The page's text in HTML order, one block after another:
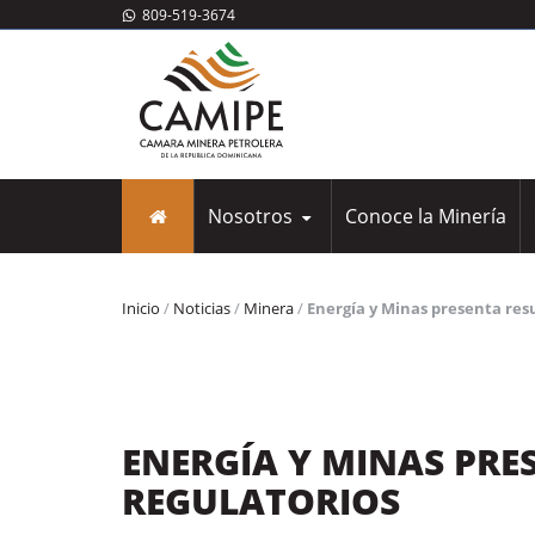
809-519-3674
Nosotros Conoce la Minería
Inicio / Noticias/ Minera/ Energía y Minas presenta
ENERGÍA Y MINAS
REGULATORIOS